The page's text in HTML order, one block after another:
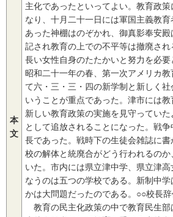
本
文
主化であったといってよい。教育政
なり、十月二十一日には軍国主義教
あった神棚はのぞかれ、御真影奉安
記され教育の上での不平等は撤廃さ
長い女性自身のたたかいと努力を必要
昭和二十一年の春、第一次アメリカ
て六・三・三・四の新学制と新しく
いうことが重点であった。津市には
新しい教育政策の実施を見守ってい
として追放されることになった。戦
長であった。戦時下の生徒会雑誌に
校の解体と統廃合がどう行われるの
いた。市内には県立津中学、県立津
なうのは五つの学校である。新制中
かは大問題だったのである。○○校長
教育の民主化政策の中で教育民生部